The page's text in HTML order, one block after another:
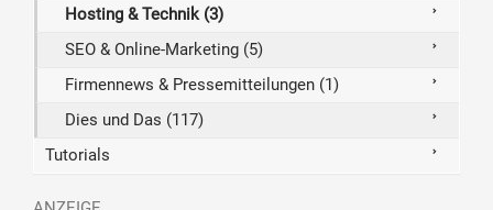
Hosting & Technik (3)
SEO & Online-Marketing (5)
Firmennews & Pressemitteilungen (1)
Dies und Das (117)
Tutorials